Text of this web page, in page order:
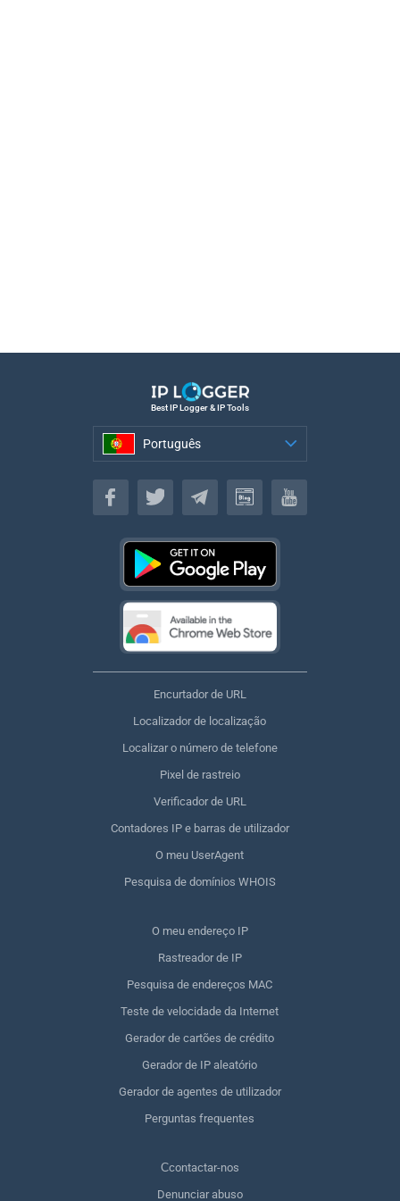
Best IP Logger & IP Tools
Português
Português
Encurtador de URL
Localizador de localização
Localizar o número de telefone
Pixel de rastreio
Verificador de URL
Contadores IP e barras de utilizador
O meu UserAgent
Pesquisa de domínios WHOIS
O meu endereço IP
Rastreador de IP
Pesquisa de endereços MAC
Teste de velocidade da Internet
Gerador de cartões de crédito
Gerador de IP aleatório
Gerador de agentes de utilizador
Perguntas frequentes
Сcontactar-nos
Denunciar abuso